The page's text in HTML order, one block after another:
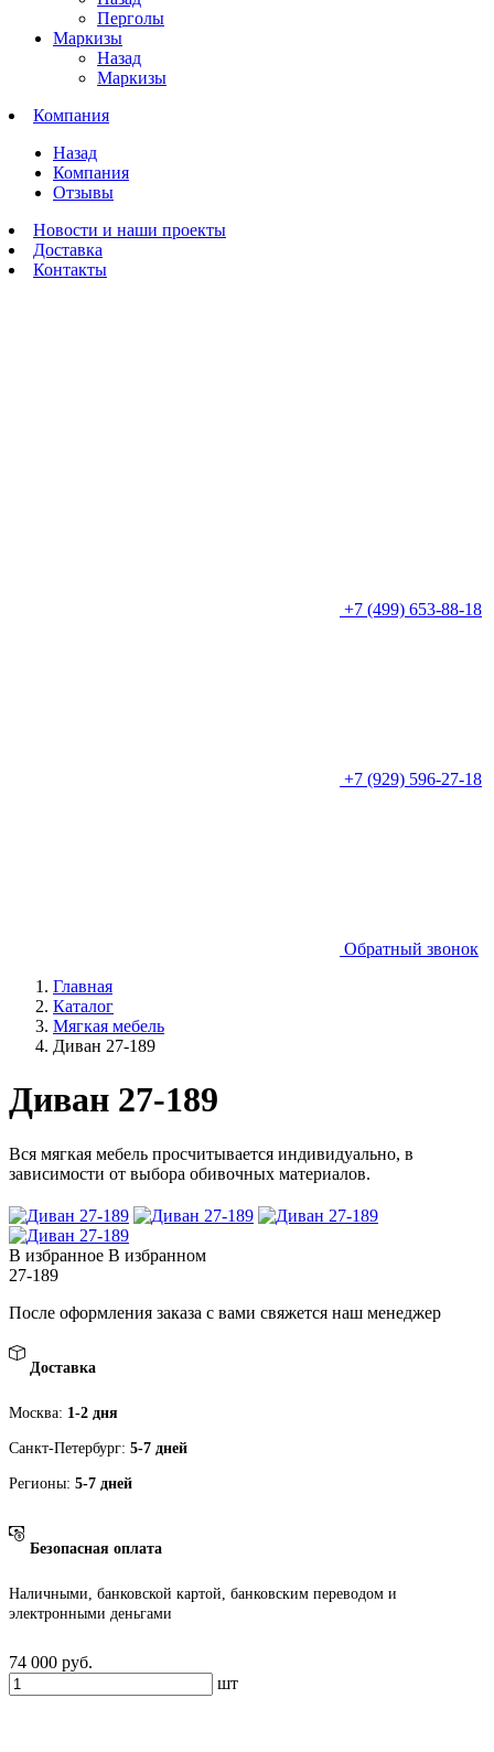
Перголы
Маркизы
Назад
Маркизы
Компания
Назад
Компания
Отзывы
Новости и наши проекты
Доставка
Контакты
+7 (499) 653-88-18
+7 (929) 596-27-18
Обратный звонок
Главная
Каталог
Мягкая мебель
Диван 27-189
Диван 27-189
Вся мягкая мебель просчитывается индивидуально, в
зависимости от выбора обивочных материалов.
В избранное В избранном
27-189
После оформления заказа с вами свяжется наш менеджер
Доставка
Москва: 1-2 дня
Санкт-Петербург: 5-7 дней
Регионы: 5-7 дней
Безопасная оплата
Наличными, банковской картой, банковским переводом и
электронными деньгами
74 000 руб.
шт